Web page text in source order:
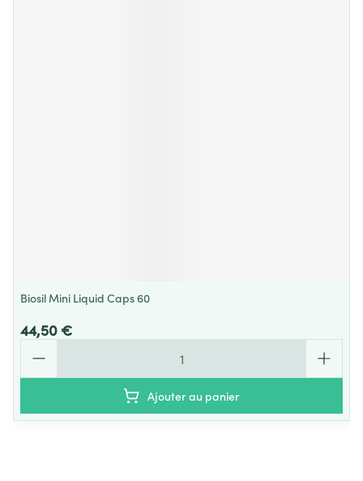
Biosil Mini Liquid Caps 60
44,50 €
Ajouter au panier